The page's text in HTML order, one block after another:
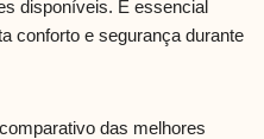
disponíveis. É essencial
conforto e segurança durante
das melhores